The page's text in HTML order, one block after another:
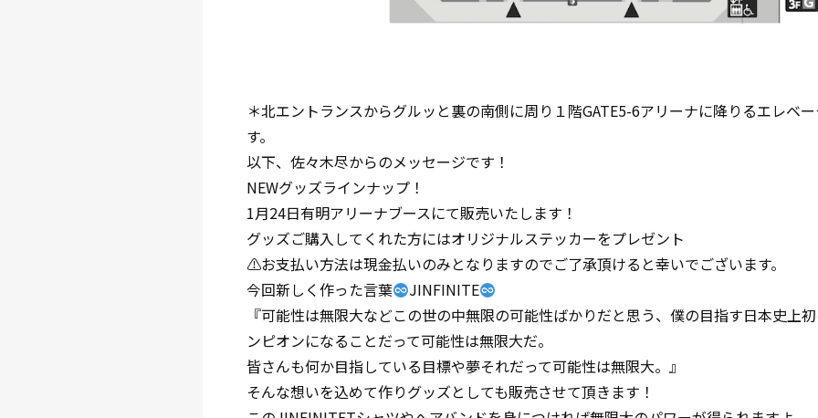
＊北エントランスからグルッと裏の南側に周り１階GATE5-6アリーナに降りるエレベ
す。
以下、佐々木尽からのメッセージです！
NEWグッズラインナップ！
1月24日有明アリーナブースにて販売いたします！
グッズご購入してくれた方にはオリジナルステッカーをプレゼント
⚠︎お支払い方法は現金払いのみとなりますのでご了承頂けると幸いでございます。
今回新しく作った言葉
JINFINITE
『可能性は無限大などこの世の中無限の可能性ばかりだと思う、僕の目指す日本史上
ンピオンになることだって可能性は無限大だ。
皆さんも何か目指している目標や夢それだって可能性は無限大。』
そんな想いを込めて作りグッズとしても販売させて頂きます！